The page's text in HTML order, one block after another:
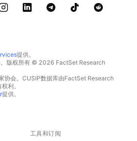
提供。
版权所有 © 2026 FactSet Research
会。CUSIP数据库由FactSet Research
利。
提供。
工具和订阅